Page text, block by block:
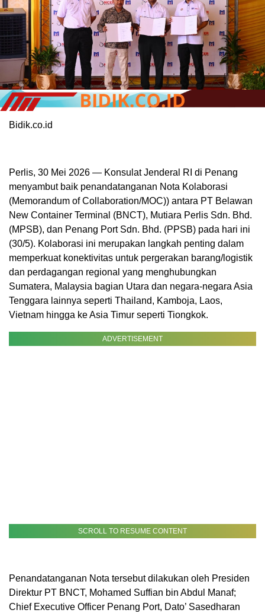
Bidik.co.id
Perlis, 30 Mei 2026 — Konsulat Jenderal RI di Penang
menyambut baik penandatanganan Nota Kolaborasi
(Memorandum of Collaboration/MOC)) antara PT Belawan
New Container Terminal (BNCT), Mutiara Perlis Sdn. Bhd.
(MPSB), dan Penang Port Sdn. Bhd. (PPSB) pada hari ini
(30/5). Kolaborasi ini merupakan langkah penting dalam
memperkuat konektivitas untuk pergerakan barang/logistik
dan perdagangan regional yang menghubungkan
Sumatera, Malaysia bagian Utara dan negara-negara Asia
Tenggara lainnya seperti Thailand, Kamboja, Laos,
Vietnam hingga ke Asia Timur seperti Tiongkok.
ADVERTISEMENT
SCROLL TO RESUME CONTENT
Penandatanganan Nota tersebut dilakukan oleh Presiden
Direktur PT BNCT, Mohamed Suffian bin Abdul Manaf;
Chief Executive Officer Penang Port, Dato’ Sasedharan